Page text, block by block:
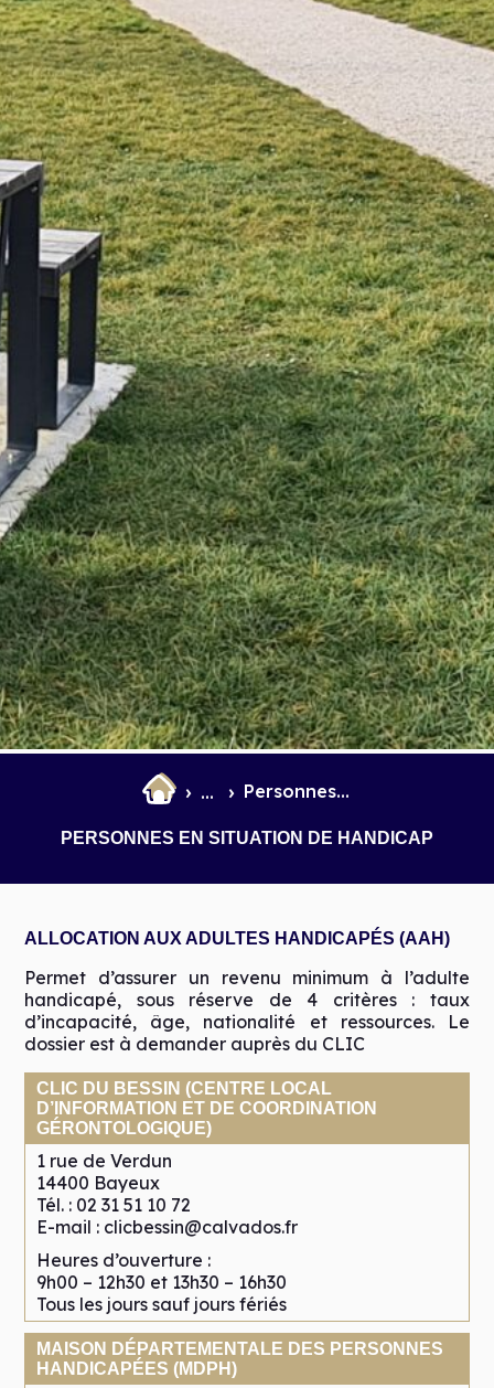
... Personnes en situation de handicap
PERSONNES EN SITUATION DE HANDICAP
ALLOCATION AUX ADULTES HANDICAPÉS (AAH)
Permet d’assurer un revenu minimum à l’adulte
handicapé, sous réserve de 4 critères : taux
d’incapacité, âge, nationalité et ressources. Le
dossier est à demander auprès du CLIC
CLIC DU BESSIN (CENTRE LOCAL
D’INFORMATION ET DE COORDINATION
GÉRONTOLOGIQUE)
1 rue de Verdun
14400 Bayeux
Tél. : 02 31 51 10 72
E-mail : clicbessin@calvados.fr
Heures d’ouverture :
9h00 – 12h30 et 13h30 – 16h30
Tous les jours sauf jours fériés
MAISON DÉPARTEMENTALE DES PERSONNES
HANDICAPÉES (MDPH)
Marchés
et Infantile